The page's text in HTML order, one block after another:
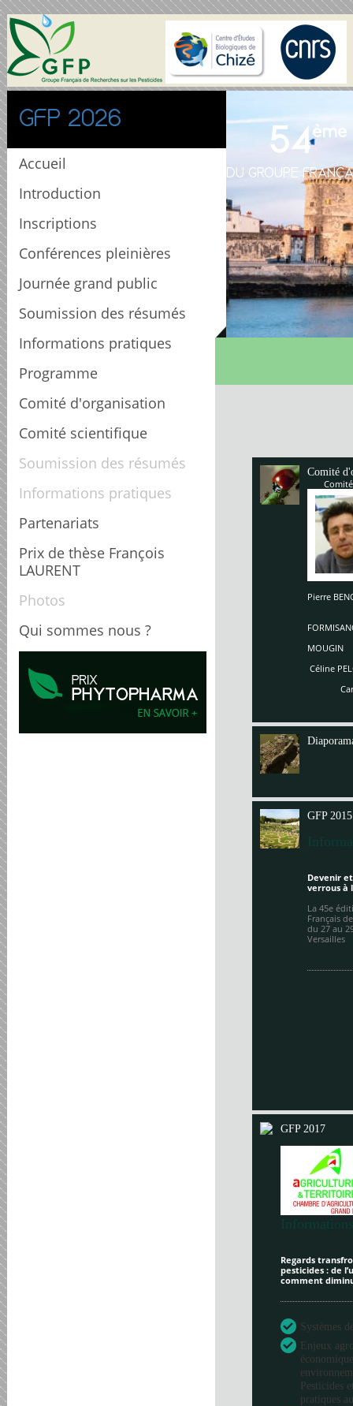
GFP 2026
Accueil
Introduction
Inscriptions
Conférences pleinières
Journée grand public
Soumission des résumés
Informations pratiques
Programme
Comité d'organisation
Comité scientifique
Soumission des résumés
Informations pratiques
Partenariats
Prix de thèse François
LAURENT
Photos
Qui sommes nous ?
54ème
DU GROUPE
Comité
Pierre
MOUGIN
Céline
Carole
GFP 2015
Devenir
verrous à
La 45e
Français
du 27 au
Versailles
GFP 2017
Regards
pesticides : de
comment
Systèmes
Enjeux
Pesticides
pratiques